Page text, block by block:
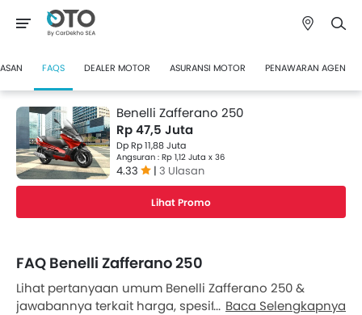
FAQS DEALER MOTOR ASURANSI MOTOR PENAWARAN AGEN
Benelli Zafferano 250
Rp 47,5 Juta
Dp Rp 11,88 Juta
Angsuran : Rp 1,12 Juta x 36
4.33 | 3 Ulasan
Lihat Promo
FAQ Benelli Zafferano 250
Lihat pertanyaan umum Benelli Zafferano 250 &
jawabannya terkait harga, spesifikasi, fitur, fitur
Baca Selengkapnya